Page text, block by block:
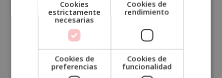
¿Has olvidado tu contraseña?
periodo excepcional
como el actual. Ahora
bien, en ningún caso se debe obligar al
personal a hacerlas. Deben de ser, siempre,
fruto delpacto entre empresa y
trabajador.
Cookies
estrictamente
necesarias
Cookies de
rendimiento
Cookies de
preferencias
Cookies de
funcionalidad